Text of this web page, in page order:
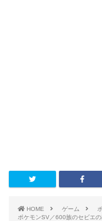
HOME ゲーム
ポケモンSV／600族のセビエ